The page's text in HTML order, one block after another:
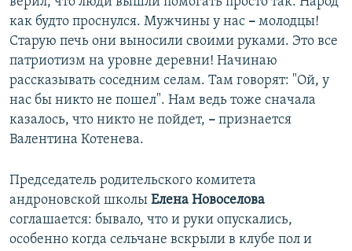
как будто проснулся. Мужчины у нас – молодцы!
Старую печь они выносили своими руками. Это все
патриотизм на уровне деревни! Начинаю
рассказывать соседним селам. Там говорят: "Ой, у
нас бы никто не пошел". Нам ведь тоже сначала
казалось, что никто не пойдет, – признается
Валентина Котенева.
Председатель родительского комитета
андроновской школы Елена Новоселова
соглашается: бывало, что и руки опускались,
особенно когда сельчане вскрыли в клубе пол и